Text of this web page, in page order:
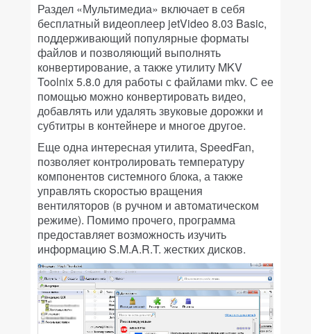
Раздел «Мультимедиа» включает в себя
бесплатный видеоплеер jetVideo 8.03 Basic,
поддерживающий популярные форматы
файлов и позволяющий выполнять
конвертирование, а также утилиту MKV
Toolnix 5.8.0 для работы с файлами mkv. С ее
помощью можно конвертировать видео,
добавлять или удалять звуковые дорожки и
субтитры в контейнере и многое другое.
Еще одна интересная утилита, SpeedFan,
позволяет контролировать температуру
компонентов системного блока, а также
управлять скоростью вращения
вентиляторов (в ручном и автоматическом
режиме). Помимо прочего, программа
предоставляет возможность изучить
информацию S.M.A.R.T. жестких дисков.